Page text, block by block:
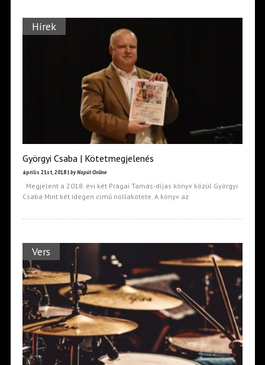
Hírek
Györgyi Csaba | Kötetmegjelenés
április 21st, 2018 | by Napút Online
Megjelent a 2018. évi két Prágai Tamás-díjas könyv közül Györgyi
Csaba Mint két idegen című nollakötete. A könyv az
Vers